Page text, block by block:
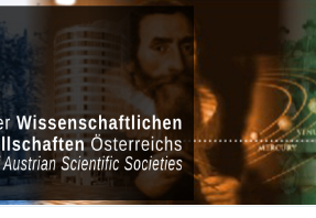
Austrian Scientific Societies